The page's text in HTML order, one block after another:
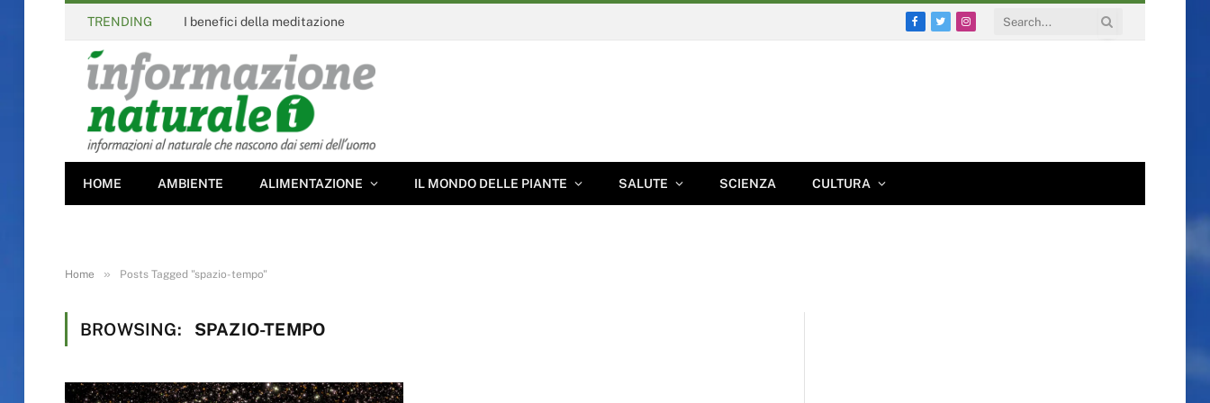
TRENDING I benefici della meditazione
Facebook
TwitterInstagram
HOME AMBIENTE ALIMENTAZIONE IL MONDO DELLE PIANTE SALUTE SCIENZA CULTURA
Home » Posts Tagged "spazio-tempo"
BROWSING: SPAZIO-TEMPO